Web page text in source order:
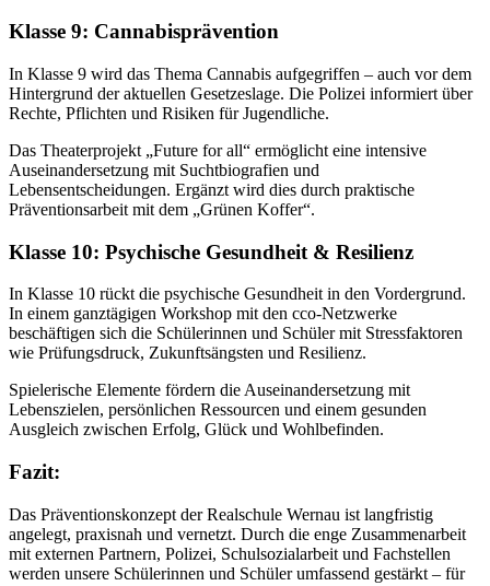
Klasse 9: Cannabisprävention
In Klasse 9 wird das Thema Cannabis aufgegriffen – auch vor dem
Hintergrund der aktuellen Gesetzeslage. Die Polizei informiert über
Rechte, Pflichten und Risiken für Jugendliche.
Das Theaterprojekt „Future for all“ ermöglicht eine intensive
Auseinandersetzung mit Suchtbiografien und
Lebensentscheidungen. Ergänzt wird dies durch praktische
Präventionsarbeit mit dem „Grünen Koffer“.
Klasse 10: Psychische Gesundheit & Resilienz
In Klasse 10 rückt die psychische Gesundheit in den Vordergrund.
In einem ganztägigen Workshop mit den cco-Netzwerke
beschäftigen sich die Schülerinnen und Schüler mit Stressfaktoren
wie Prüfungsdruck, Zukunftsängsten und Resilienz.
Spielerische Elemente fördern die Auseinandersetzung mit
Lebenszielen, persönlichen Ressourcen und einem gesunden
Ausgleich zwischen Erfolg, Glück und Wohlbefinden.
Fazit:
Das Präventionskonzept der Realschule Wernau ist langfristig
angelegt, praxisnah und vernetzt. Durch die enge Zusammenarbeit
mit externen Partnern, Polizei, Schulsozialarbeit und Fachstellen
werden unsere Schülerinnen und Schüler umfassend gestärkt – für